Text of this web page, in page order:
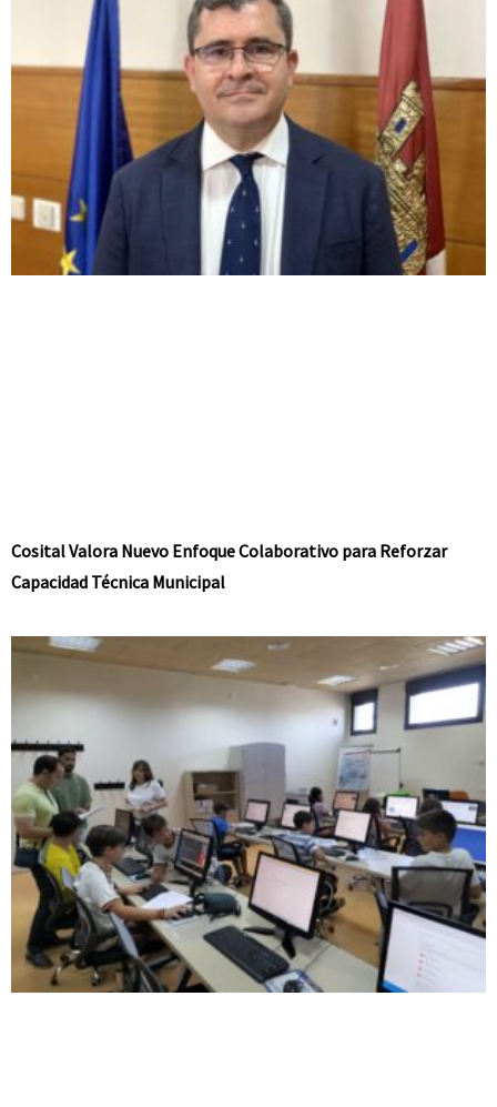
Cosital Valora Nuevo Enfoque Colaborativo para Reforzar
Capacidad Técnica Municipal